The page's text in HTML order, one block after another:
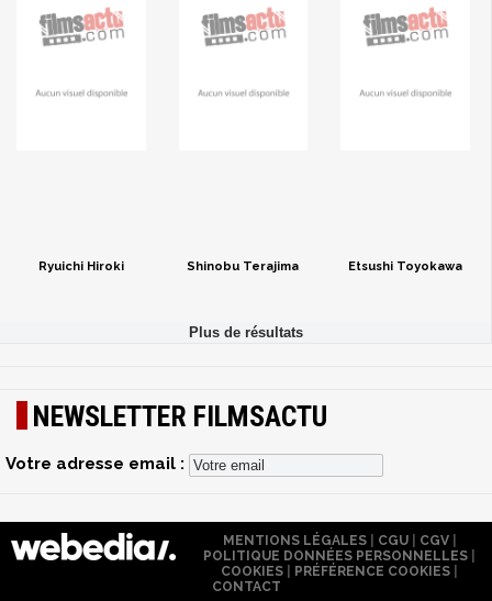
Ryuichi Hiroki Shinobu Terajima Etsushi Toyokawa
NEWSLETTER FILMSACTU
Votre adresse email :
MENTIONS LÉGALES| CGU| CGV|
POLITIQUE DONNÉES PERSONNELLES
COOKIES
PRÉFÉRENCE COOKIES
CONTACT